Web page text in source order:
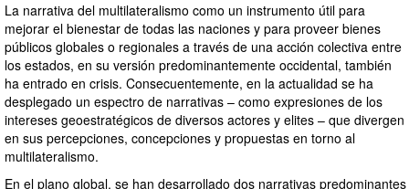
La narrativa del multilateralismo como un instrumento útil para
mejorar el bienestar de todas las naciones y para proveer bienes
públicos globales o regionales a través de una acción colectiva entre
los estados, en su versión predominantemente occidental, también
ha entrado en crisis. Consecuentemente, en la actualidad se ha
desplegado un espectro de narrativas – como expresiones de los
intereses geoestratégicos de diversos actores y elites – que divergen
en sus percepciones, concepciones y propuestas en torno al
multilateralismo.
En el plano global, se han desarrollado dos narrativas predominantes